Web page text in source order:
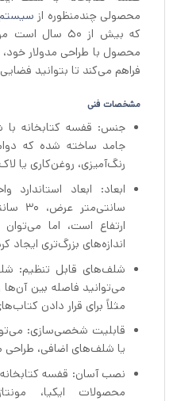
محصولی چندمنظوره از سیستم
که بیش از 50
محصول با طراحی مدولار
فراهم می‌کند تا بتوانید
مشخصات فنی
جامد ساخته شده که
رنگ‌آمیزی، روغن‌کاری یا
ارتفاع است، اما
اندازه‌های بزرگ‌تری ایجاد
شلف‌های قابل تنظیم:
می‌توانید فاصله بین آن‌ها
مثلاً برای قرار دادن
قابلیت شخصی‌سازی:
یا شلف‌های اضافی، طراحی
محصولات ایکیا،